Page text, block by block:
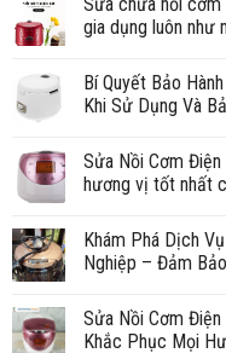
Sửa chữa nồi
gia dụng luôn như
Bí Quyết Bảo
Khi Sử Dụng Và
Sửa Nồi Cơm
hương vị tốt nhất
Khám Phá Dịch
Nghiệp – Đảm
Sửa Nồi Cơm
Khắc Phục Mọi